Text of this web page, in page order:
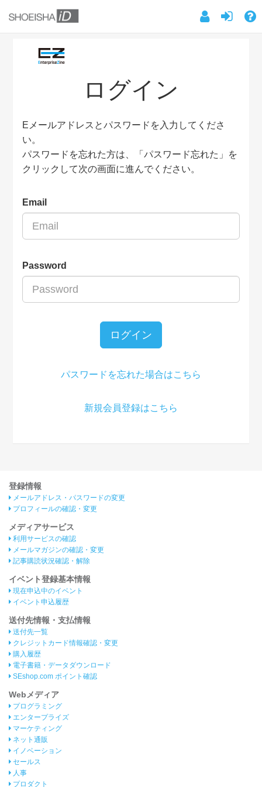
ログイン
Eメールアドレスとパスワードを入力してくださ
い。
パスワードを忘れた方は、「パスワード忘れた」を
クリックして次の画面に進んでください。
Email
Password
ログイン
パスワードを忘れた場合はこちら
新規会員登録はこちら
登録情報
メールアドレス・パスワードの変更
プロフィールの確認・変更
メディアサービス
利用サービスの確認
メールマガジンの確認・変更
記事購読状況確認・解除
イベント登録基本情報
現在申込中のイベント
イベント申込履歴
送付先情報・支払情報
送付先一覧
クレジットカード情報確認・変更
購入履歴
電子書籍・データダウンロード
SEshop.com ポイント確認
Webメディア
プログラミング
エンタープライズ
マーケティング
ネット通販
イノベーション
セールス
人事
プロダクト